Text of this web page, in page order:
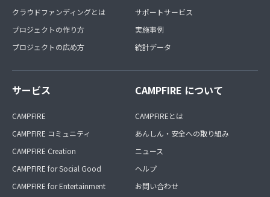
クラウドファンディングとは
プロジェクトの作り方
プロジェクトの広め方
サポートサービス
実施事例
統計データ
サービス
CAMPFIRE
CAMPFIRE コミュニティ
CAMPFIRE Creation
CAMPFIRE for Social Good
CAMPFIRE for Entertainment
CAMPFIRE について
CAMPFIREとは
あんしん・安全への取り組み
ニュース
ヘルプ
お問い合わせ